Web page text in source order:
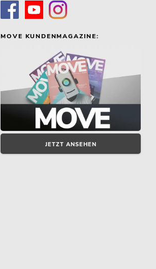
MOVE KUNDENMAGAZINE:
JETZT ANSEHEN